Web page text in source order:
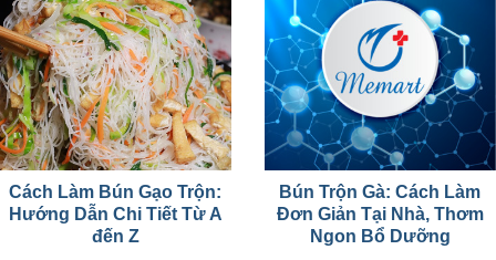
Cách Làm Bún Gạo Trộn:
Hướng Dẫn Chi Tiết Từ A
đến Z
Bún Trộn Gà: Cách Làm
Đơn Giản Tại Nhà, Thơm
Ngon Bổ Dưỡng